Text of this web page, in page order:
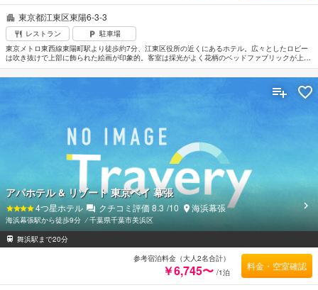
東京都江東区東陽6-3-3
レストラン
駐車場
東京メトロ東西線東陽町駅より徒歩約7分、江東区役所の近くにあるホテル。広々としたロビー
は吹き抜けで上部に飾られた絵画が印象的。客室は採光がよく花柄のベッドファブリックが上品
な空間を演出している。カクテルラウンジ「パノラマ」ではアーティストによりジャズやラテン
の生演奏が楽しめる。東京ディズニーリゾートまで約12km。羽田空港から車で約20分。成田空
アパホテル & リゾート 東京ベイ 幕張
4つ星ホテル クチコミ評価8.3 /10 海浜幕張
海浜幕張駅から徒歩9分 ⁄千葉県千葉市美浜区
舞浜駅まで20分
参考宿泊料金（大人2名合計）
￥6,745〜 /1泊
料金・空室確認